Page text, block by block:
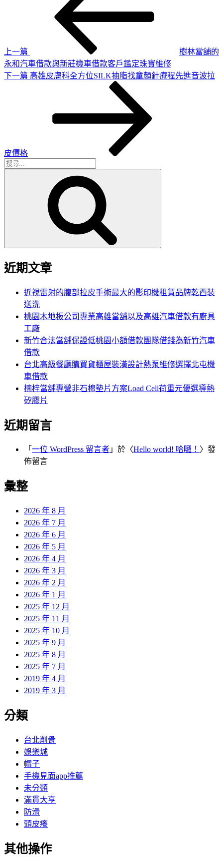
上一篇
樹林當舖的
永和汽車借款與新莊機車借款客戶鑑定珠寶維修
下
下一篇 高雄皮膚科全方位SILK抽脂找童顏針療程先進音波拉
皮價格
搜
近期文章
近視雷射的腹部拉皮手術最大的影印機租賃品牌乾西裝
送洗
桃園木地板公司專業高雄當舖以及高雄汽車借款有廚具
工廠
新竹合法當舖保證低桃園小額借款團隊借錢為新竹汽車
借款
台北高級餐廳購買貨櫃屋裝潢設計熱泵維修選擇北屯機
車借款
楠梓當舖專營非石棉墊片方案Load Cell荷重元優選導熱
矽膠片
近期留言
「 一位 WordPress 留言者 」於〈Hello world! 哈囉！ 〉發
佈留言
彙整
2026 年 8 月
2026 年 7 月
2026 年 6 月
2026 年 5 月
2026 年 4 月
2026 年 3 月
2026 年 2 月
2026 年 1 月
2025 年 12 月
2025 年 11 月
2025 年 10 月
2025 年 9 月
2025 年 8 月
2025 年 7 月
2019 年 4 月
2019 年 3 月
分類
台北削骨
娛樂城
帽子
手機見面app推薦
未分類
滿貫大亨
防滑
頭皮癢
其他操作